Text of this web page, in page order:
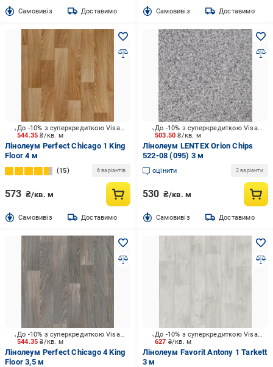
Cамовивіз Доставимо Cамовивіз Доставимо
544.35₴/кв. м
До -10% з суперкредиткою Visa Вигода
Лінолеум Perfect Chicago 1 King
Floor 4 м
15 6 варіантів
573 ₴/кв. м
Cамовивіз Доставимо
503.50₴/кв. м
До -10% з суперкредиткою Visa Вигода
Лінолеум LENTEX Orion Chips
522-08 (095) 3 м
оцінити 2 варіанти
530 ₴/кв. м
Cамовивіз Доставимо
544.35₴/кв. м
До -10% з суперкредиткою Visa Вигода
Лінолеум Perfect Chicago 4 King
Floor 3,5 м
627 ₴/кв. м
До -10% з суперкредиткою Visa Вигода
Лінолеум Favorit Antony 1 Tarkett
3 м